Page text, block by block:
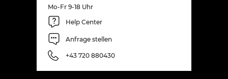
Mo-Fr 9-18 Uhr
Help Center
Anfrage stellen
+43 720 880430